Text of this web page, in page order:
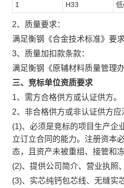
1 H33
2、质量要求：
满足衡钢《合金技术标准》要求
3、质量加扣款条款：
满足衡钢《原辅材料质量管理办
三、竞标单位资质要求
1、需方合格供方或认证供方。
2、非合格供方或非认证供方应
(1)、必须是竞标的项目生产企
立订立合同的能力。注册资本
态，且资产未被重组、接管和
(2)、提供公司简介、营业执照
(3)、实芯纯钙包芯线、无缝实